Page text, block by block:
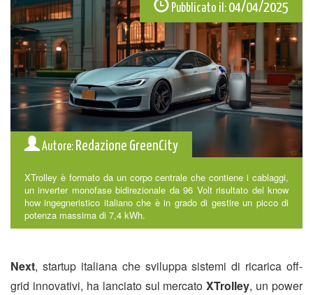
Pubblicato il: 04/04/2025
Autore: Redazione GreenCity
XTrolley è formato da un corpo centrale che contiene i cablaggi,
un inverter monofase bidirezionale da 96 Volt risultato del know
how ingegneristico italiano che è in grado di gestire un picco di
potenza massima di 7,4 kWh.
Next, startup italiana che sviluppa sistemi di ricarica off-
grid innovativi, ha lanciato sul mercatoXTrolley, un power